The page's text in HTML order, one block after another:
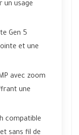
un usage
Gen 5
et une
avec zoom
une
compatible
sans fil de